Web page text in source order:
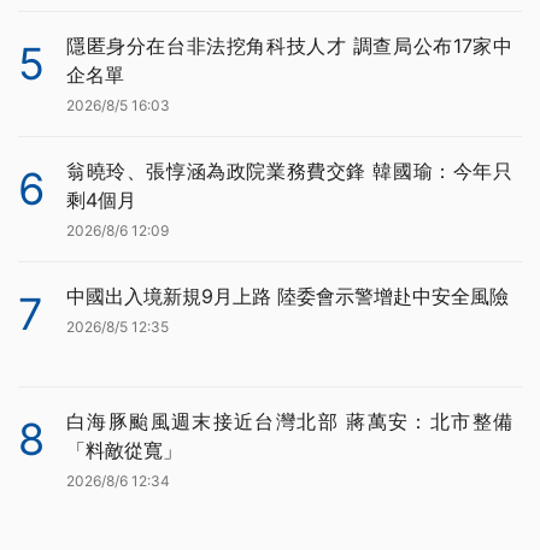
5
隱匿身分在台非法挖角科技人才 調查局公布17家中
企名單
2026/8/5 16:03
6
翁曉玲、張惇涵為政院業務費交鋒 韓國瑜：今年只
剩4個月
2026/8/6 12:09
7 中國出入境新規9月上路 陸委會示警增赴中安全風險
2026/8/5 12:35
8
白海豚颱風週末接近台灣北部 蔣萬安：北市整備
「料敵從寬」
2026/8/6 12:34